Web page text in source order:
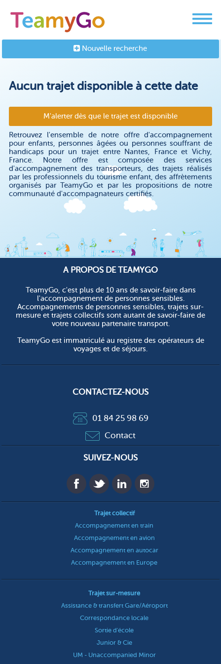
Nouvelle recherche
Aucun trajet disponible à cette date
M'alerter dès que le trajet est disponible
Retrouvez l'ensemble de notre offre d'accompagnement
pour enfants, personnes âgées ou personnes souffrant de
handicaps pour un trajet entre Nantes, France et Vichy,
France. Notre offre est composée des services
d'accompagnement des transporteurs, des trajets réalisés
par les professionnels du tourisme enfant, des affrètements
organisés par TeamyGo et par les propositions de notre
communauté d'accompagnateurs certifiés.
A PROPOS DE TEAMYGO
TeamyGo, c'est plus de 10 ans de savoir-faire dans
l'accompagnement de personnes sensibles.
Accompagnements de personnes sensibles, trajets sur-
mesure et trajets collectifs sont autant de savoir-faire de
votre nouveau partenaire transport.
TeamyGo est immatriculé au registre des opérateurs de
voyages et de séjours.
CONTACTEZ-NOUS
01 84 25 98 69
Contact
SUIVEZ-NOUS
Trajet collectif
Accompagnement en train
Accompagnement en avion
Accompagnement en autocar
Accompagnement en Europe
Trajet sur-mesure
Assistance & transfert Gare/Aéroport
Correspondance locale
Sortie d'école
Junior & Cie
UM - Unaccompanied Minor